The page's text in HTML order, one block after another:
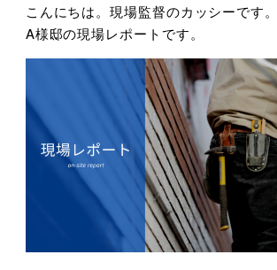
こんにちは。現場監督のカッシーです。
A様邸の現場レポートです。